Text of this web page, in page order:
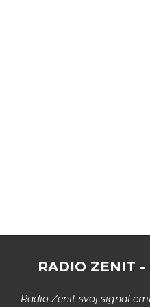
RADIO ZENIT -
Radio Zenit svoj signal